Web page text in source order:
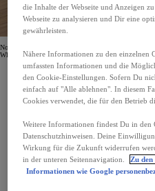
Normverbrauch kombiniert 3,8 - 4,4 l/100 km, CO2
WLTP
Kaufpreis ab:
Monatliche Rate:
€ 59,-**
die Inhalte der Webseite und Anzeigen
Webseite zu analysieren und Dir eine
gewährleisten.
Nähere Informationen zu den einzelnen
umfassten Informationen und die
den Cookie-Einstellungen. Sofern Du
einfach auf "Alle ablehnen". In diesem
Cookies verwendet, die für den Betrieb
Weitere Informationen findest Du in den
Datenschutzhinweisen. Deine
Wirkung für die Zukunft widerrufen
in der unteren Seitennavigation.
Zu den
Informationen wie Google